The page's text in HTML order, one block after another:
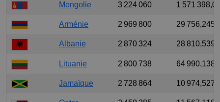
Mongolie 3 224 060 1 571
Arménie 2 969 800 29 756,245
Albanie 2 870 324 28 810,539
Lituanie 2 800 738 64 990,138
Jamaïque 2 728 864 10 974,527